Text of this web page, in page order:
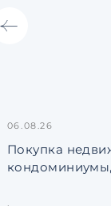
06.08.26
Покупка
кондоминиумы,